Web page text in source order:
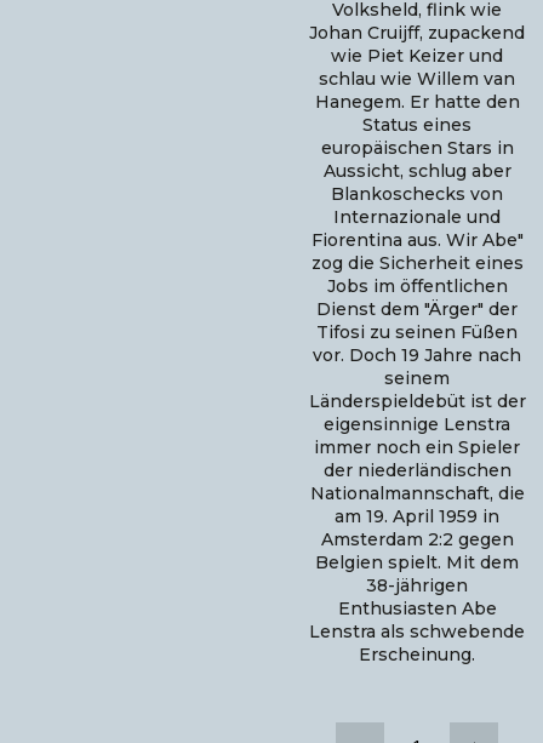
Volksheld, flink wie
Johan Cruijff, zupackend
wie Piet Keizer und
schlau wie Willem van
Hanegem. Er hatte den
Status eines
europäischen Stars in
Aussicht, schlug aber
Blankoschecks von
Internazionale und
Fiorentina aus. Wir Abe"
zog die Sicherheit eines
Jobs im öffentlichen
Dienst dem "Ärger" der
Tifosi zu seinen Füßen
vor. Doch 19 Jahre nach
seinem
Länderspieldebüt ist der
eigensinnige Lenstra
immer noch ein Spieler
der niederländischen
Nationalmannschaft, die
am 19. April 1959 in
Amsterdam 2:2 gegen
Belgien spielt. Mit dem
38-jährigen
Enthusiasten Abe
Lenstra als schwebende
Erscheinung.